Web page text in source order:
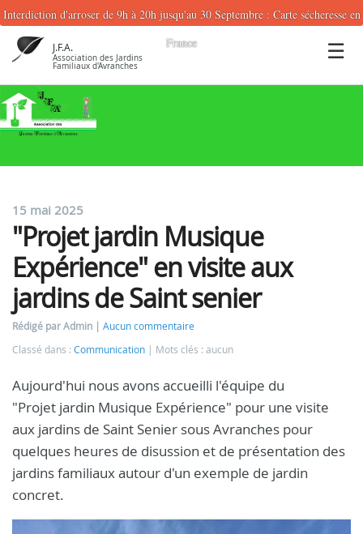
J.F.A.
Association des Jardins
Familiaux d'Avranches
15 mai 2025
"Projet jardin Musique
Expérience" en visite aux
jardins de Saint senier
Rédigé par Admin
Aucun commentaire
Classé dans : Communication Mots clés : aucun
Aujourd'hui nous avons accueilli l'équipe du
"Projet jardin Musique Expérience" pour une visite
aux jardins de Saint Senier sous Avranches pour
quelques heures de disussion et de présentation des
jardins familiaux autour d'un exemple de jardin
concret.
Interdiction d'arroser de 9h à 20h jusqu'au 30 Septembre : Carte sécheresse en
France